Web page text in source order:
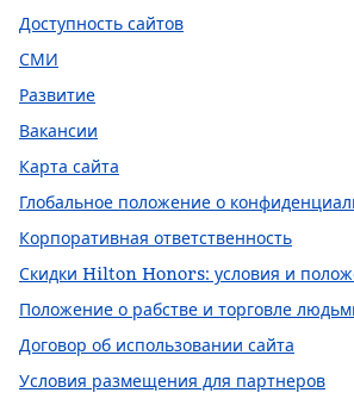
Доступность сайтов
СМИ
Развитие
Вакансии
Карта сайта
Глобальное положение о
Корпоративная ответственность
Скидки Hilton Honors: условия и
Положение о рабстве и торговле
Договор об использовании сайта
Условия размещения для партнеров